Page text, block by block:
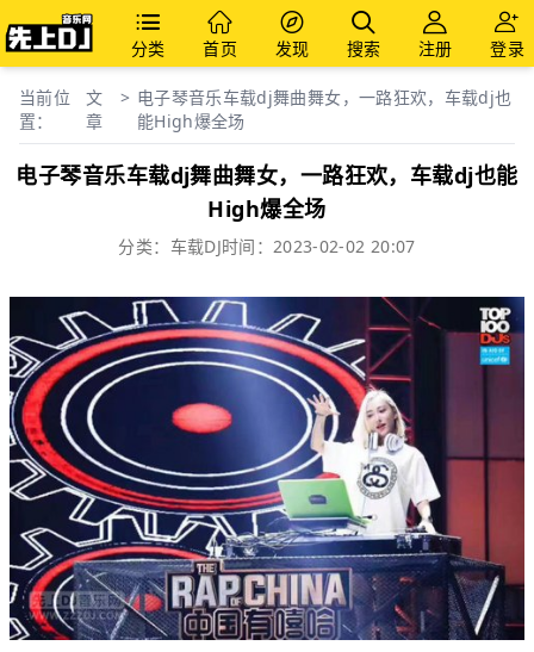
分类 首页 发现 搜索 注册 登录
当前位
置：
文
章
> 电子琴音乐车载dj舞曲舞女，一路狂欢，车载dj也
能High爆全场
电子琴音乐车载dj舞曲舞女，一路狂欢，车载dj也能
High爆全场
分类： 车载DJ时间：2023-02-02 20:07